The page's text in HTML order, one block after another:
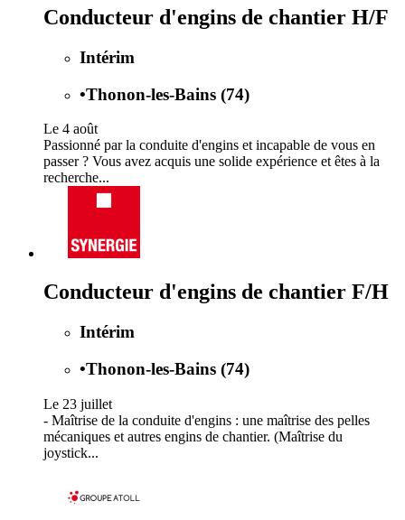
Conducteur d'engins de chantier H/F
Intérim
•Thonon-les-Bains (74)
Le 4 août
Passionné par la conduite d'engins et incapable de vous en
passer ? Vous avez acquis une solide expérience et êtes à la
recherche...
Conducteur d'engins de chantier F/H
Intérim
•Thonon-les-Bains (74)
Le 23 juillet
- Maîtrise de la conduite d'engins : une maîtrise des pelles
mécaniques et autres engins de chantier. (Maîtrise du
joystick...